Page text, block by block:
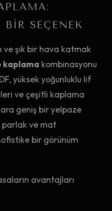
SEÇENEK
ve şık bir hava katmak
kaplama kombinasyonu
yüksek yoğunluklu lif
ve çeşitli kaplama
geniş bir yelpaze
parlak ve mat
bir görünüm
avantajları